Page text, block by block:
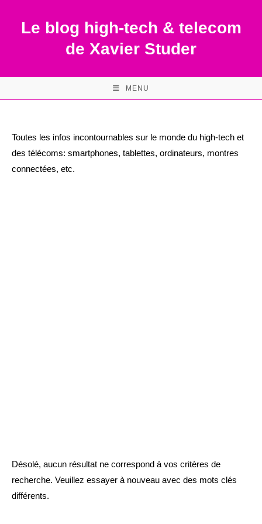
contentLe blog high-tech & telecom
de Xavier Studer
MENU
Toutes les infos incontournables sur le monde du high-tech et
des télécoms: smartphones, tablettes, ordinateurs, montres
connectées, etc.
Désolé, aucun résultat ne correspond à vos critères de
recherche. Veuillez essayer à nouveau avec des mots clés
différents.